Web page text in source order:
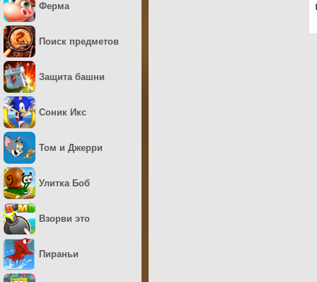
Ферма
Поиск предметов
Защита башни
Соник Икс
Том и Джерри
Улитка Боб
Взорви это
Пираньи